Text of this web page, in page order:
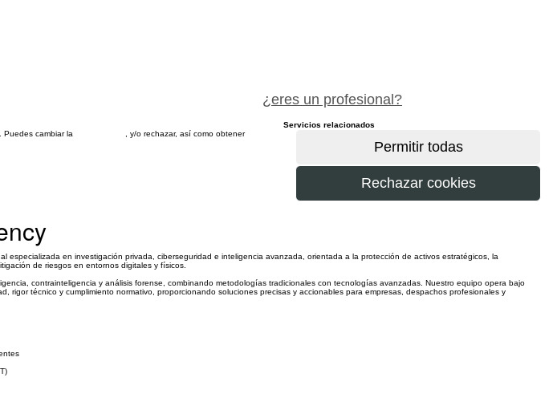
¿eres un profesional?
Puedes cambiar la
, y/o rechazar, así como obtener
especializada en investigación privada, ciberseguridad e inteligencia avanzada, orientada a la protección de activos estratégicos, la
de riesgos en entornos digitales y físicos.
contrainteligencia y análisis forense, combinando metodologías tradicionales con tecnologías avanzadas. Nuestro equipo opera bajo
rigor técnico y cumplimiento normativo, proporcionando soluciones precisas y accionables para empresas, despachos profesionales y
Servicios relacionados